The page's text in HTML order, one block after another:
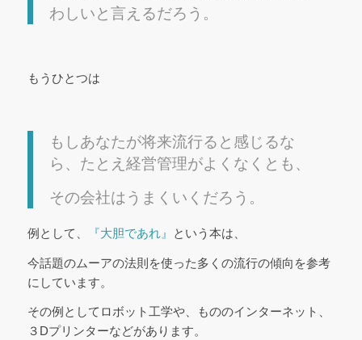
わしいと言えるだろう。
もうひとつは
もしあなたが将来流行ると感じるな
ら、たとえ経営管理がよくなくとも、
その会社はうまくいくだろう。
例として、 『大胆であれ』 という本は、
今話題のムーアの法則を使った多くの流行の傾向を参考
にしています。
その例としてロボット工学や、もののインターネット、
３Dプリンターなどがあります。